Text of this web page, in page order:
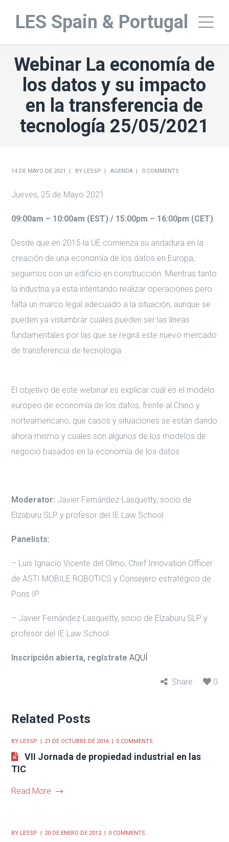
LES Spain & Portugal
Webinar La economía de
los datos y su impacto
en la transferencia de
tecnología 25/05/2021
14 DE MAYO DE 2021 BY LESSP AGENDA 0 COMMENTS
Jueves, 25 de Mayo 2021
09:00am – 10:00am (EST) / 15:00pm – 16:00pm (CET)
Desde que en 2015 la UE comienza su andadura en la
creación de una economía de los datos en Europa,
seguimos con un edificio en construcción. Mientras tanto
la industria ya esta intentando realizar operaciones pero
falta un marco legal adecuado a la situación, aunque se
pueden ya vislumbrar cuales pueden ser las líneas
fundamentales por las que se regirá este nuevo mercado
de transferencia de tecnología.
El objetivo de este webinar es explicar cuál es el modelo
europeo de economía de los datos, frente al Chino y
norteamericano, que casos y situaciones se están dando
ahora mismo y cuales son algunos de los modelos de
negocio basados en la economía de los datos
Moderator: Javier Fernández-Lasquetty, socio de
Elzaburu SLP y profesor del IE Law School
Panelists:
– Luis Ignacio Vicente del Olmo, Chief Innovation Officer
de ASTI MOBILE ROBOTICS y Consejero estratégico de
Pons IP
– Javier Fernández-Lasquetty, socio de Elzaburu SLP y
profesor del IE Law School
Inscripción abierta, regístrateAQUÍ
Share 0
Related Posts
BY LESSP 21 DE OCTUBRE DE 2016 0 COMMENTS
VII Jornada de propiedad industrial en las
TIC
Read More
BY LESSP 20 DE ENERO DE 2012 0 COMMENTS